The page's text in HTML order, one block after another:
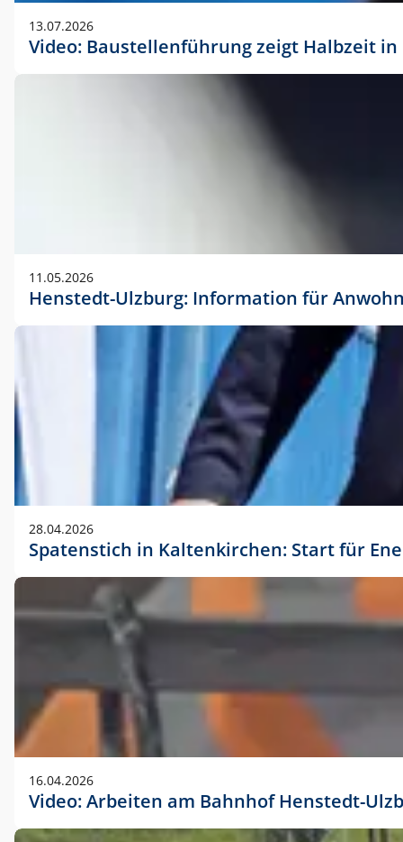
13.07.2026
Video: Baustellenführung zeigt Halbzeit
11.05.2026
Henstedt-Ulzburg: Information für
28.04.2026
Spatenstich in Kaltenkirchen: Start für
16.04.2026
Video: Arbeiten am Bahnhof Henstedt-